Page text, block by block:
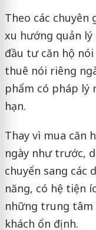
Theo các
xu hướng quản
đầu tư căn hộ
thuê nói riêng
phẩm có pháp lý
hạn.
Thay vì mua căn
ngày như trước,
chuyển sang các
năng, có hệ tiện
những trung tâm
khách ổn định.